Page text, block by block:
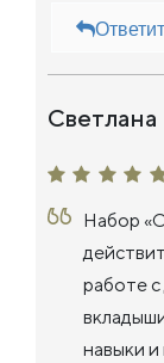
Светлана
Набор
работе
навыки